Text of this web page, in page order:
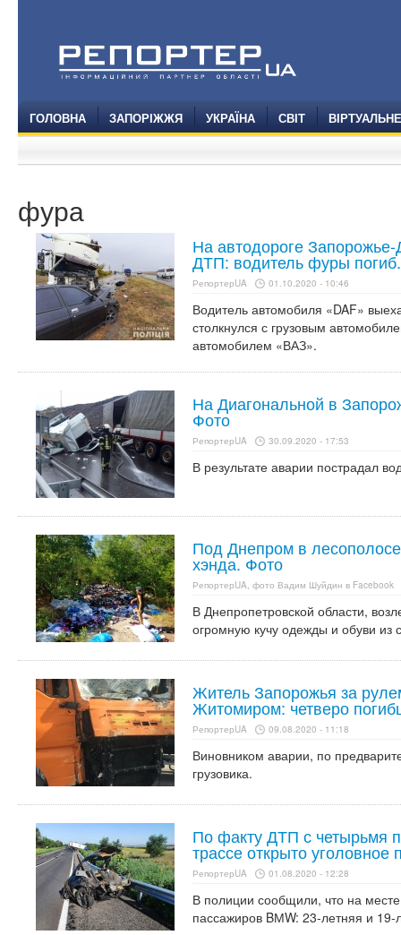
ГОЛОВНА ЗАПОРІЖЖЯ УКРАЇНА СВІТ
фура
На автодороге
ДТП: водитель фуры
РепортерUA 01.10.2020 - 10:46
Водитель автомобиля «DAF»
столкнулся с грузовым
автомобилем «ВАЗ».
На Диагональной в
Фото
РепортерUA 30.09.2020 - 17:53
В результате аварии пострадал
Под Днепром в
хэнда. Фото
РепортерUA, фото Вадим Шуйдин в Facebook
В Днепропетровской области,
огромную кучу одежды и обуви из
Житель Запорожья за
Житомиром: четверо
РепортерUA 09.08.2020 - 11:18
Виновником аварии, по
грузовика.
По факту ДТП с четырьмя
трассе открыто уголовное
РепортерUA 01.08.2020 - 12:28
В полиции сообщили, что на
пассажиров BМW: 23-летняя и